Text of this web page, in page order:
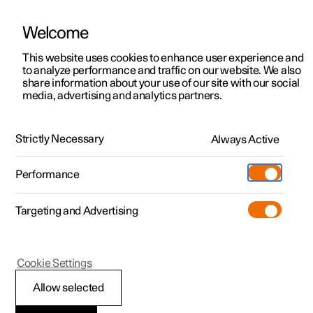
Polestar 2
Polestar 3
Polestar 4
Pre-owned
Shop
Mere
Udforsk Polestar 2
Kampagner
Nye lagerbiler
Prøvetur
Nye lagerbiler
Udforsk Polestar 4
Kampagner
Nye lagerbiler
Pre-owned-programmet
Pre-owned Polestar 2
Kampagner til privatkunder
Tilbud til erhvervskunder
Nye lagerbiler
Byg din bil
Pre-owned
Prøvetur
Extras tilbehør
(Åbner i et nyt vindue)
Experiences
Firmabil
Find os
Servicelokationer
Ejerskab
Opladning
Om Polestar
Bæredygtighed
HåndbogVideogalleriSoftwareopdateringer
Midterdisplay
Polestar 2
Genstarte
Welcome
This website uses cookies to enhance user experience and
to analyze performance and traffic on our website. We also
share information about your use of our site with our social
media, advertising and analytics partners.
Strictly Necessary Always Active
Performance
Targeting and Advertising
Allow selected
Cookie Settings